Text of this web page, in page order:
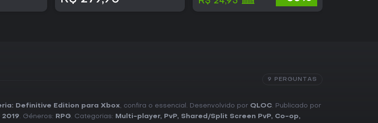
9 PERGUNTAS
Definitive Edition para Xbox, confira o essencial. Desenvolvido por QLOC. Publicado por
2019. Géneros: RPG. Categorias: Multi-player, PvP, Shared/Split Screen PvP, Co-op,